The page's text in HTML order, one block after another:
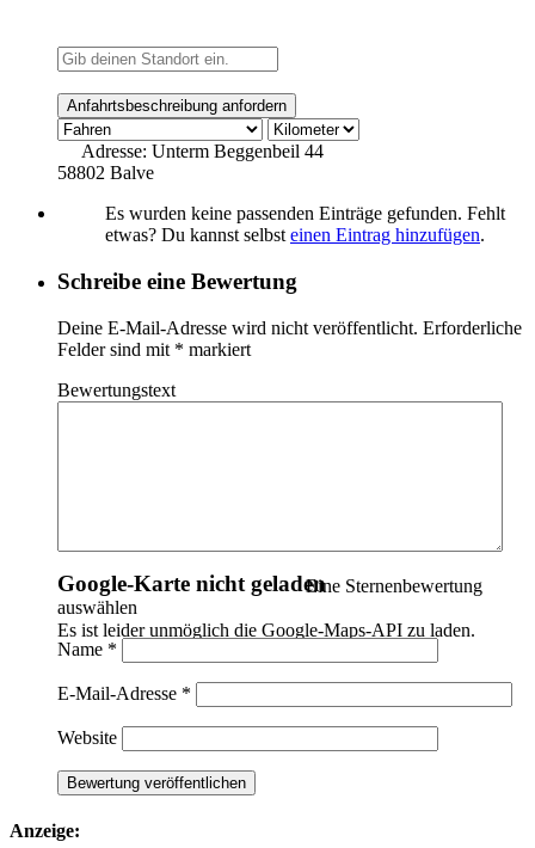
Google-Karte nicht geladen
Es ist leider unmöglich die Google-Maps-API zu laden.
Adresse: Unterm Beggenbeil 44
58802 Balve
Es wurden keine passenden Einträge gefunden. Fehlt
etwas? Du kannst selbst einen Eintrag hinzufügen.
Schreibe eine Bewertung
Deine E-Mail-Adresse wird nicht veröffentlicht. Erforderliche
Felder sind mit * markiert
Bewertungstext
Eine Sternenbewertung
auswählen
Name *
E-Mail-Adresse *
Website
Anzeige: